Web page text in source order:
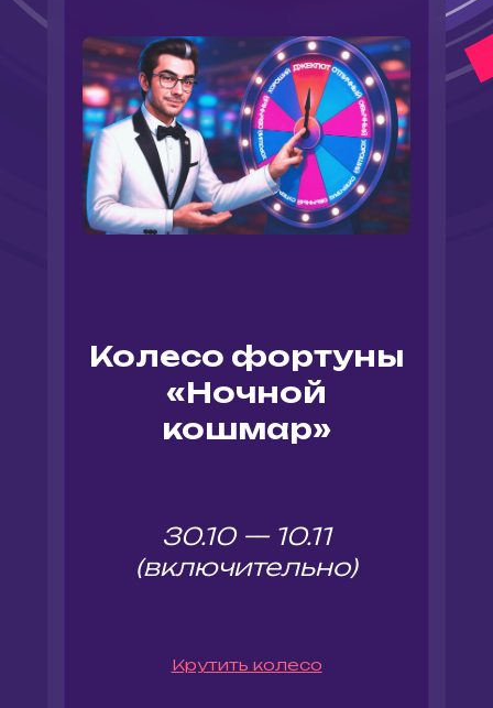
Колесо фортуны
«Ночной
кошмар»
30.10 — 10.11
(включительно)
Крутить колесо